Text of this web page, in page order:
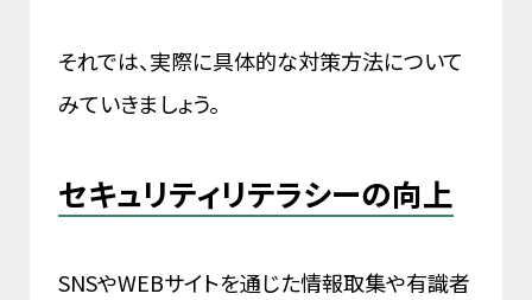
それでは、実際に具体的な対策方法について
みていきましょう。
セキュリティリテラシーの向上
SNSやWEBサイトを通じた情報取集や有識者